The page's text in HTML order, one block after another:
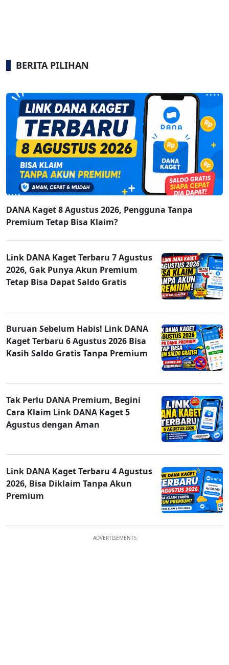
BERITA PILIHAN
DANA Kaget 8 Agustus 2026, Pengguna Tanpa
Premium Tetap Bisa Klaim?
Link DANA Kaget Terbaru 7 Agustus
2026, Gak Punya Akun Premium
Tetap Bisa Dapat Saldo Gratis
Buruan Sebelum Habis! Link DANA
Kaget Terbaru 6 Agustus 2026 Bisa
Kasih Saldo Gratis Tanpa Premium
Tak Perlu DANA Premium, Begini
Cara Klaim Link DANA Kaget 5
Agustus dengan Aman
Link DANA Kaget Terbaru 4 Agustus
2026, Bisa Diklaim Tanpa Akun
Premium
ADVERTISEMENTS